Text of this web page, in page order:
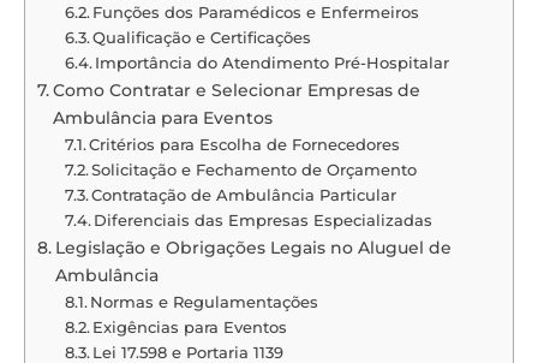
Funções dos Paramédicos e Enfermeiros
Qualificação e Certificações
Importância do Atendimento Pré-Hospitalar
Como Contratar e Selecionar Empresas de
Ambulância para Eventos
Critérios para Escolha de Fornecedores
Solicitação e Fechamento de Orçamento
Contratação de Ambulância Particular
Diferenciais das Empresas Especializadas
Legislação e Obrigações Legais no Aluguel de
Ambulância
Normas e Regulamentações
Exigências para Eventos
Lei 17.598 e Portaria 1139